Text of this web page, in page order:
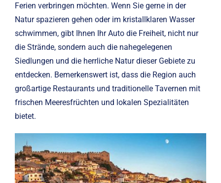
Ferien verbringen möchten. Wenn Sie gerne in der
Natur spazieren gehen oder im kristallklaren Wasser
schwimmen, gibt Ihnen Ihr Auto die Freiheit, nicht nur
die Strände, sondern auch die nahegelegenen
Siedlungen und die herrliche Natur dieser Gebiete zu
entdecken. Bemerkenswert ist, dass die Region auch
großartige Restaurants und traditionelle Tavernen mit
frischen Meeresfrüchten und lokalen Spezialitäten
bietet.